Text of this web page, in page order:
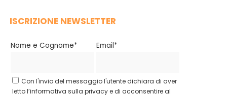
ISCRIZIONE NEWSLETTER
Nome e Cognome* Email*
Con l'invio del messaggio l'utente dichiara di aver
letto l’informativa sulla privacy e di acconsentire al